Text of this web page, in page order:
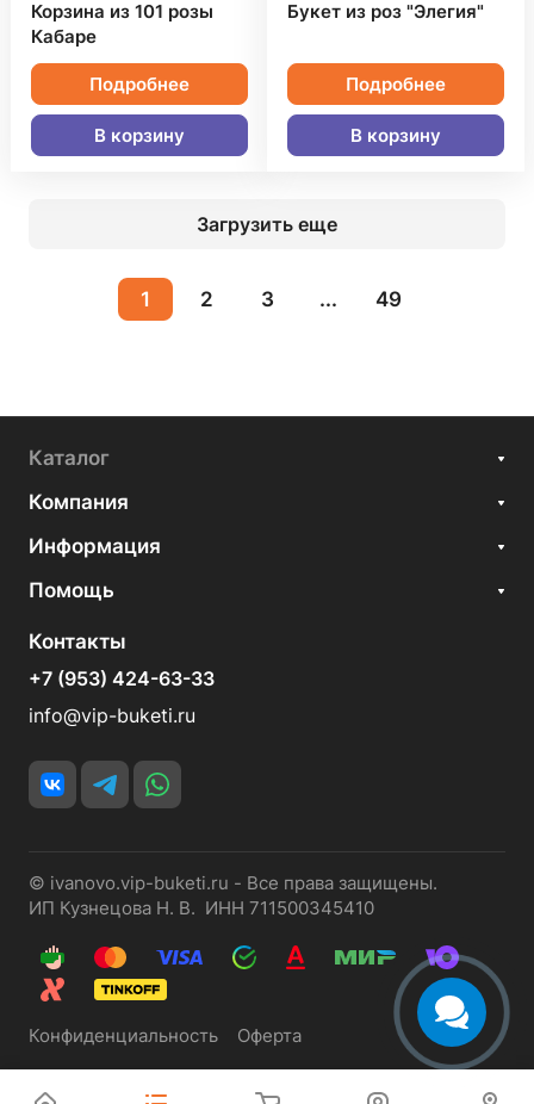
Корзина из 101 розы
Кабаре
Подробнее
В корзину
Букет из роз "Элегия"
Подробнее
В корзину
Загрузить еще
1 2 3 ... 49
Каталог
Компания
Информация
Помощь
Контакты
+7 (953) 424-63-33
info@vip-buketi.ru
© ivanovo.vip-buketi.ru - Все права защищены.
ИП Кузнецова Н. В. ИНН 711500345410
Конфиденциальность Оферта